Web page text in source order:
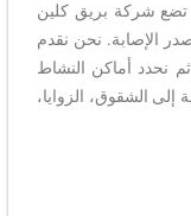
تضع شركة بريق كلين
الإصابة. نحن نقدم
نحدد أماكن النشاط
الشقوق، الزوايا،